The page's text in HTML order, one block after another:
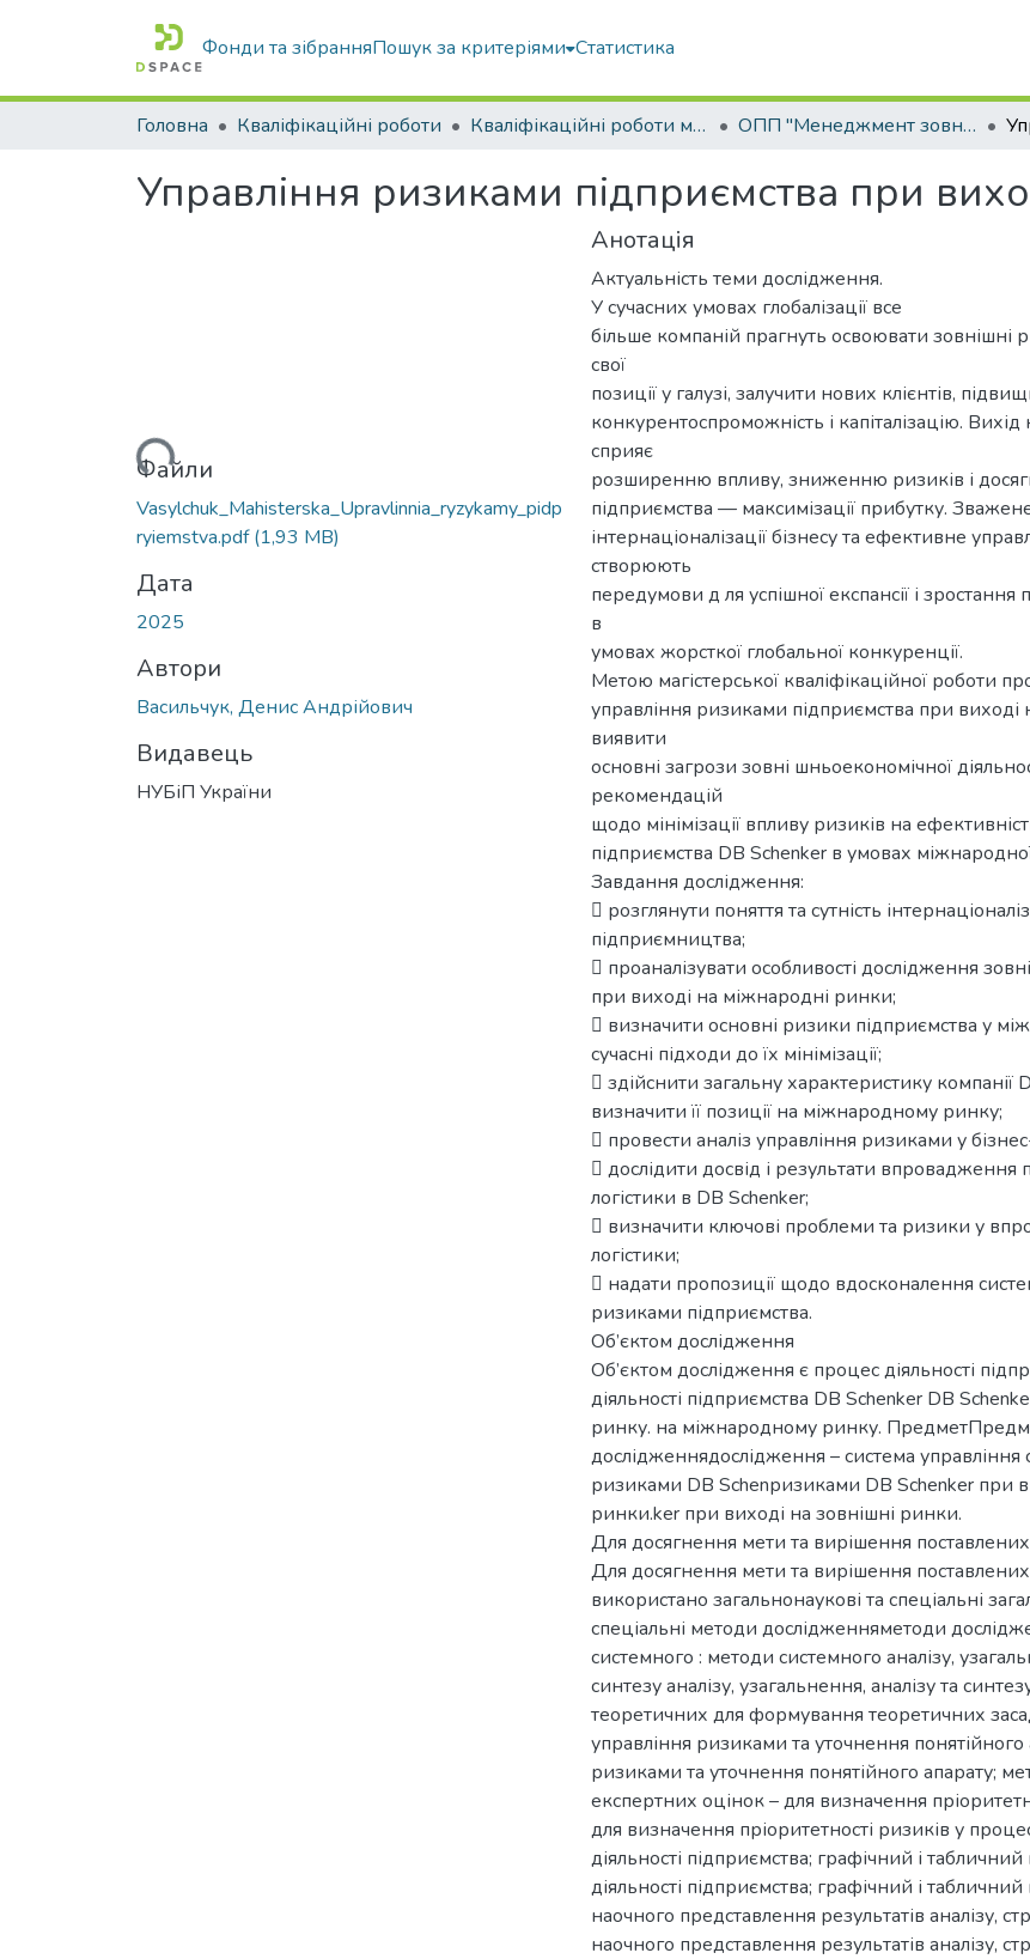
Фонди та зібранняПошук за критеріями Статистика
Головна Кваліфікаційні роботи Кваліфікаційні роботи магістрів ОПП "Менеджмент зовнішньоекономічної діяльності"
Управління ризиками підприємства при
Вантажиться...
Файли
Vasylchuk_Mahisterska_Upravlinnia_ryzykamy_pidp
ryiemstva.pdf(1,93 MB)
Дата
2025
Автори
Васильчук, Денис Андрійович
Видавець
НУБіП України
Анотація
Актуальність теми дослідження.
У сучасних умовах глобалізації все
більше компаній прагнуть освоювати
свої
позиції у галузі, залучити нових клієнтів,
конкурентоспроможність і капіталізацію.
сприяє
розширенню впливу, зниженню ризиків і
підприємства — максимізації прибутку.
інтернаціоналізації бізнесу та ефективне
створюють
передумови д ля успішної експансії і зростання
в
умовах жорсткої глобальної конкуренції.
Метою магістерської кваліфікаційної роботи
управління ризиками підприємства при виході
виявити
основні загрози зовні шньоекономічної
рекомендацій
щодо мінімізації впливу ризиків на
підприємства DB Schenker в умовах
Завдання дослідження:
 розглянути поняття та сутність
підприємництва;
 проаналізувати особливості дослідження
при виході на міжнародні ринки;
 визначити основні ризики підприємства у
сучасні підходи до їх мінімізації;
 здійснити загальну характеристику компанії
визначити її позиції на міжнародному ринку;
 провести аналіз управління ризиками у
 дослідити досвід і результати впровадження
логістики в DB Schenker;
 визначити ключові проблеми та ризики у
логістики;
 надати пропозиції щодо вдосконалення
ризиками підприємства.
Об’єктом дослідження
Об’єктом дослідження є процес діяльності
діяльності підприємства DB Schenker DB
ринку. на міжнародному ринку.
дослідженнядослідження – система управління
ризиками DB Schenризиками DB Schenker при
ринки.ker при виході на зовнішні ринки.
Для досягнення мети та вирішення
Для досягнення мети та вирішення
використано загальнонаукові та спеціальні
спеціальні методи дослідженняметоди
системного : методи системного аналізу,
синтезу аналізу, узагальнення, аналізу та
теоретичних для формування теоретичних
управління ризиками та уточнення понятійного
ризиками та уточнення понятійного апарату;
експертних оцінок – для визначення
для визначення пріоритетності ризиків у
діяльності підприємства; графічний і
діяльності підприємства; графічний і
наочного представлення результатів аналізу,
наочного представлення результатів аналізу,